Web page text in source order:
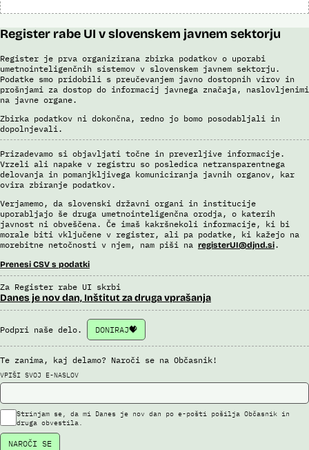
Viri:
Brošura 60 let informacijsko telekomunikacijskega sistema policije
Spletno mesto podjetja Neurotechnology, podstran VeriLook
Poročilo Automating Society report 2020 za Slovenijo
Odgovor na zahtevo za dostop do informacij javnega značaja
Dokument Povabilo k oddaji ponudbe
Register rabe UI v slovenskem javnem sektorju
Register je prva organizirana zbirka podatkov o uporabi
umetnointeligenčnih sistemov v slovenskem javnem sektorju.
Podatke smo pridobili s preučevanjem javno dostopnih virov in
prošnjami za dostop do informacij javnega značaja, naslovljenimi
na javne organe.
Zbirka podatkov ni dokončna, redno jo bomo posodabljali in
dopolnjevali.
Prizadevamo si objavljati točne in preverljive informacije.
Vrzeli ali napake v registru so posledica netransparentnega
delovanja in pomanjkljivega komuniciranja javnih organov, kar
ovira zbiranje podatkov.
Verjamemo, da slovenski državni organi in institucije
uporabljajo še druga umetnointeligenčna orodja, o katerih
javnost ni obveščena. Če imaš kakršnekoli informacije, ki bi
morale biti vključene v register, ali pa podatke, ki kažejo na
morebitne netočnosti v njem, nam piši na registerUI@djnd.si.
Prenesi CSV s podatki
Za Register rabe UI skrbi
Danes je nov dan, Inštitut za druga vprašanja
Podpri naše delo. DONIRAJ
Te zanima, kaj delamo? Naroči se na Občasnik!
VPIŠI SVOJ E-NASLOV
Strinjam se, da mi Danes je nov dan po e-pošti pošilja Občasnik in
druga obvestila.
NAROČI SE